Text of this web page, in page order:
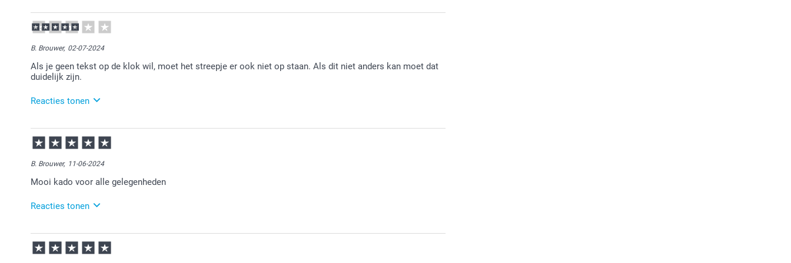
29-12-2025
15:03
Heel veel plezier van de klok!
B. Brouwer, 02-07-2024
Als je geen tekst op de klok wil, moet het streepje er ook niet op staan. Als dit niet anders kan moet dat
duidelijk zijn.
Reacties tonen
03-07-2024
11:03
Bedankt voor je review. Ik kan helaas niet meekijken met wat je precies bedoelt. Maar ik denk dat
het 'streepje' in het design zit. Als je op 'Voorbeeld' klikt kun je precies zien wat er wordt afgedrukt.
(service@smartphoto.nl). Wij helpen je graag verder.
B. Brouwer, 11-06-2024
Mooi kado voor alle gelegenheden
Reacties tonen
12-06-2024
12:46
Fijn om te lezen dat je de klok een mooi cadeau vindt. Wij wensen je er veel plezier mee (of met